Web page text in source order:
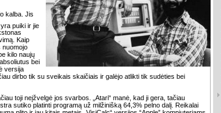
kalba. Jis
puiki ir jie
Kaip
nuomojo
kilo naujų
bei
versija
dirbo tik su sveikais skaičiais ir galėjo atlikti tik sudėties bei
toji neįžvelgė jos svarbos. „Atari“ manė, kad ji gera, tačiau
sutiko platinti programą už milžinišką 64,3% pelno dalį. Reikalai